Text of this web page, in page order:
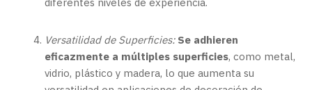
Versatilidad de Superficies: Se adhieren
eficazmente a múltiples superficies, como metal,
vidrio, plástico y madera, lo que aumenta su